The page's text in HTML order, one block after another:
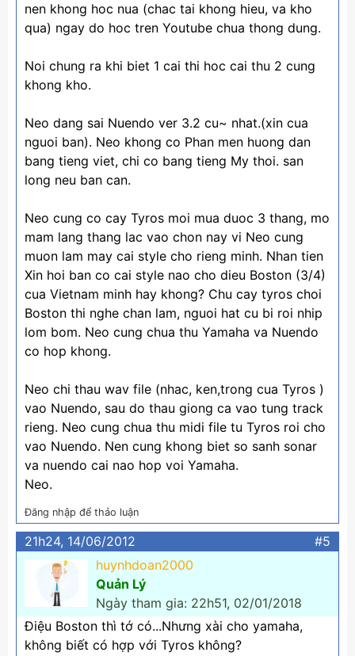
nen khong hoc nua (chac tai khong hieu, va kho
qua) ngay do hoc tren Youtube chua thong dung.
Noi chung ra khi biet 1 cai thi hoc cai thu 2 cung
khong kho.
Neo dang sai Nuendo ver 3.2 cu~ nhat.(xin cua
nguoi ban). Neo khong co Phan men huong dan
bang tieng viet, chi co bang tieng My thoi. san
long neu ban can.
Neo cung co cay Tyros moi mua duoc 3 thang, mo
mam lang thang lac vao chon nay vi Neo cung
muon lam may cai style cho rieng minh. Nhan tien
Xin hoi ban co cai style nao cho dieu Boston (3/4)
cua Vietnam minh hay khong? Chu cay tyros choi
Boston thi nghe chan lam, nguoi hat cu bi roi nhip
lom bom. Neo cung chua thu Yamaha va Nuendo
co hop khong.
Neo chi thau wav file (nhac, ken,trong cua Tyros )
vao Nuendo, sau do thau giong ca vao tung track
rieng. Neo cung chua thu midi file tu Tyros roi cho
vao Nuendo. Nen cung khong biet so sanh sonar
va nuendo cai nao hop voi Yamaha.
Neo.
Đăng nhập để thảo luận
21h24, 14/06/2012
#5
huynhdoan2000
Quản Lý
Ngày tham gia: 22h51, 02/01/2018
Điệu Boston thì tớ có...Nhưng xài cho yamaha,
không biết có hợp với Tyros không?